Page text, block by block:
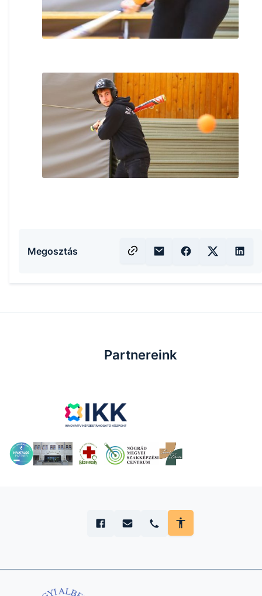
Megosztás
Partnereink